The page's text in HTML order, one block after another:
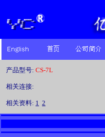
产品型号: CS-7L
相关连接:
相关资料: 1 2